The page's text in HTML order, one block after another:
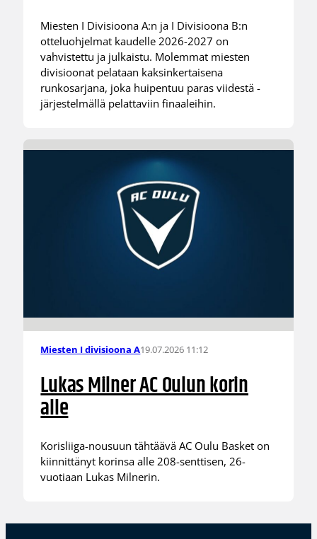
Miesten I Divisioona A:n ja I Divisioona B:n
otteluohjelmat kaudelle 2026-2027 on
vahvistettu ja julkaistu. Molemmat miesten
divisioonat pelataan kaksinkertaisena
runkosarjana, joka huipentuu paras viidestä -
järjestelmällä pelattaviin finaaleihin.
Miesten I divisioona A19.07.2026 11:12
Lukas Milner AC Oulun korin
alle
Korisliiga-nousuun tähtäävä AC Oulu Basket on
kiinnittänyt korinsa alle 208-senttisen, 26-
vuotiaan Lukas Milnerin.